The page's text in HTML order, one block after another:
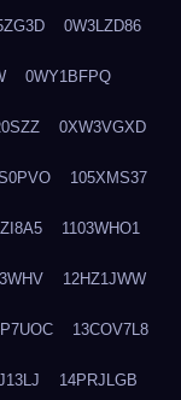
0W3LZD86
0WY1BFPQ
0XW3VGXD
105XMS37
1103WHO1
12HZ1JWW
13COV7L8
14PRJLGB